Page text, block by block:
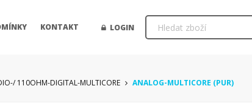
LOGIN
KONTAKT
110OHM-DIGITAL-MULTICORE ANALOG-MULTICORE (PUR)